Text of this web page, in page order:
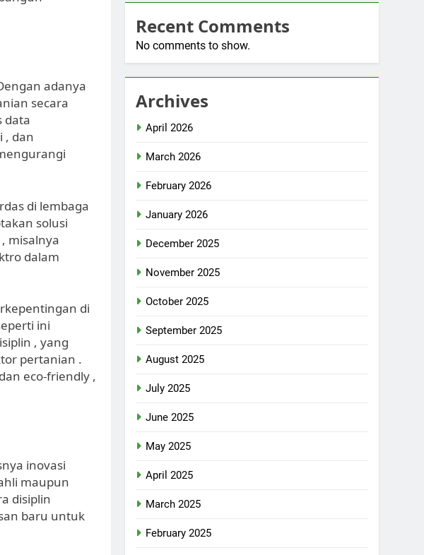
adanya
secara
data
, dan
di lembaga
solusi
misalnya
dalam
di
ini
, yang
pertanian .
eco-friendly ,
inovasi
maupun
disiplin
baru untuk
Recent Comments
No comments to show.
Archives
April 2026
March 2026
February 2026
January 2026
December 2025
November 2025
October 2025
September 2025
August 2025
July 2025
June 2025
May 2025
April 2025
March 2025
February 2025